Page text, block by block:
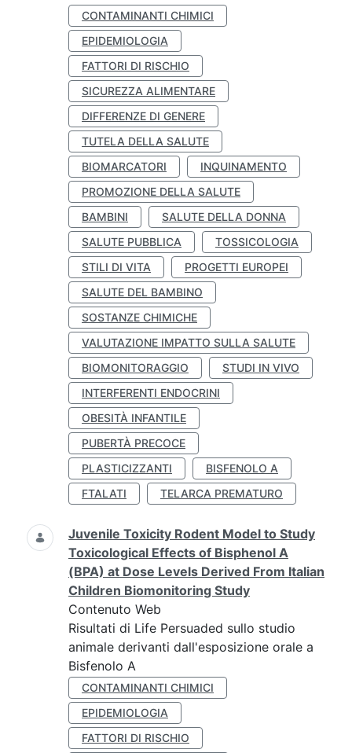
CONTAMINANTI CHIMICI
EPIDEMIOLOGIA
FATTORI DI RISCHIO
SICUREZZA ALIMENTARE
DIFFERENZE DI GENERE
TUTELA DELLA SALUTE
BIOMARCATORI
INQUINAMENTO
PROMOZIONE DELLA SALUTE
BAMBINI
SALUTE DELLA DONNA
SALUTE PUBBLICA
TOSSICOLOGIA
STILI DI VITA
PROGETTI EUROPEI
SALUTE DEL BAMBINO
SOSTANZE CHIMICHE
VALUTAZIONE IMPATTO SULLA SALUTE
BIOMONITORAGGIO
STUDI IN VIVO
INTERFERENTI ENDOCRINI
OBESITÀ INFANTILE
PUBERTÀ PRECOCE
PLASTICIZZANTI
BISFENOLO A
FTALATI
TELARCA PREMATURO
Juvenile Toxicity Rodent Model to Study
Toxicological Effects of Bisphenol A
(BPA) at Dose Levels Derived From Italian
Children Biomonitoring Study
Contenuto Web
Risultati di Life Persuaded sullo studio
animale derivanti dall'esposizione orale a
Bisfenolo A
CONTAMINANTI CHIMICI
EPIDEMIOLOGIA
FATTORI DI RISCHIO